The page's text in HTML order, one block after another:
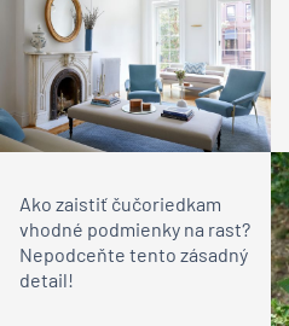
Ako zaistiť čučoriedkam
vhodné podmienky na rast?
Nepodceňte tento zásadný
detail!